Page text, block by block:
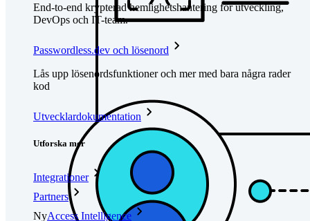
End-to-end krypterad hemlighetshantering för utveckling,
DevOps och IT-team.
Passwordless.dev och lösenord
Lås upp lösenordsfunktioner och mer med bara några rader
kod
Utvecklardokumentation
Utforska mer
Integrationer
Partners
NyAccess Intelligence